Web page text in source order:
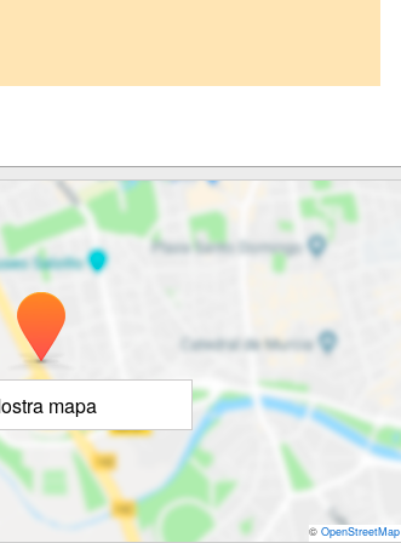
mapa
© OpenStreetMap